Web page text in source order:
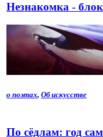
Незнакомка -
о поэтах, Об искусстве
По сёдлам: год